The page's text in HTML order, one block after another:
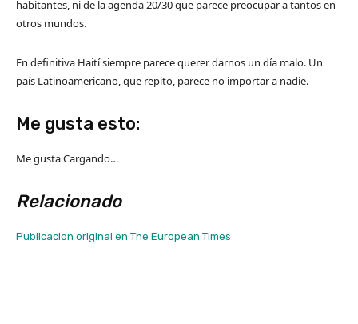
habitantes, ni de la agenda 20/30 que parece preocupar a tantos en
otros mundos.
En definitiva Haití siempre parece querer darnos un día malo. Un
país Latinoamericano, que repito, parece no importar a nadie.
Me gusta esto:
Me gustaCargando…
Relacionado
Publicacion original en The European Times